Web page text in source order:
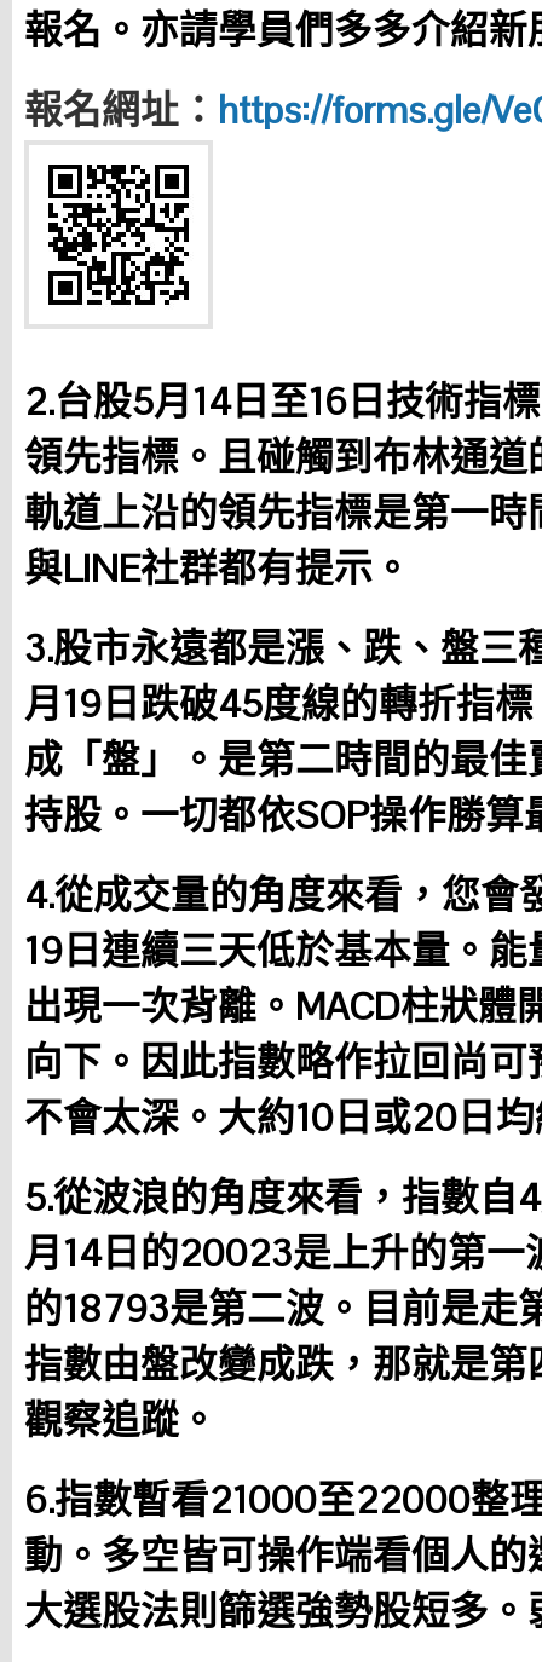
報名。亦請學員們多多介紹
報名網址： https://forms.gle/
2.台股5月14日至16日技術指
領先指標。且碰觸到布林通
軌道上沿的領先指標是第一
與LINE社群都有提示。
3.股市永遠都是漲、跌、盤三
月19日跌破45度線的轉折指
成「盤」。是第二時間的最
持股。一切都依SOP操作勝算
4.從成交量的角度來看，您會
19日連續三天低於基本量。
出現一次背離。MACD柱狀體
向下。因此指數略作拉回尚
不會太深。大約10日或20日
5.從波浪的角度來看，指數自
月14日的20023是上升的第
的18793是第二波。目前是走
指數由盤改變成跌，那就是
觀察追蹤。
6.指數暫看21000至22000整
動。多空皆可操作端看個人
大選股法則篩選強勢股短多